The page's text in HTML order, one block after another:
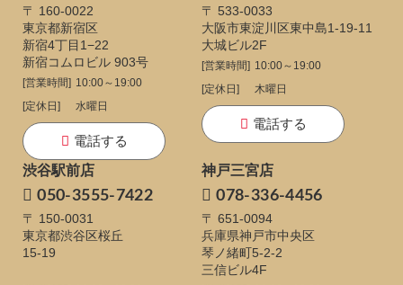
〒 160-0022
東京都新宿区
新宿4丁目1−22
新宿コムロビル 903号
[営業時間] 10:00～19:00
[定休日]
水曜日
電話する
〒 533-0033
大阪市東淀川区東中島1-19-11
大城ビル2F
[営業時間] 10:00～19:00
[定休日]
木曜日
電話する
渋谷駅前店
050-3555-7422
〒 150-0031
東京都渋谷区桜丘
15-19
神戸三宮店
078-336-4456
〒 651-0094
兵庫県神戸市中央区
琴ノ緒町5-2-2
三信ビル4F